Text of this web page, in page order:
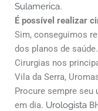
Sulamerica.
É possível realizar
Sim, conseguimos
dos planos de saúde.
Cirurgias nos
Vila da Serra,
Procure sempre seu
em dia. Urologista